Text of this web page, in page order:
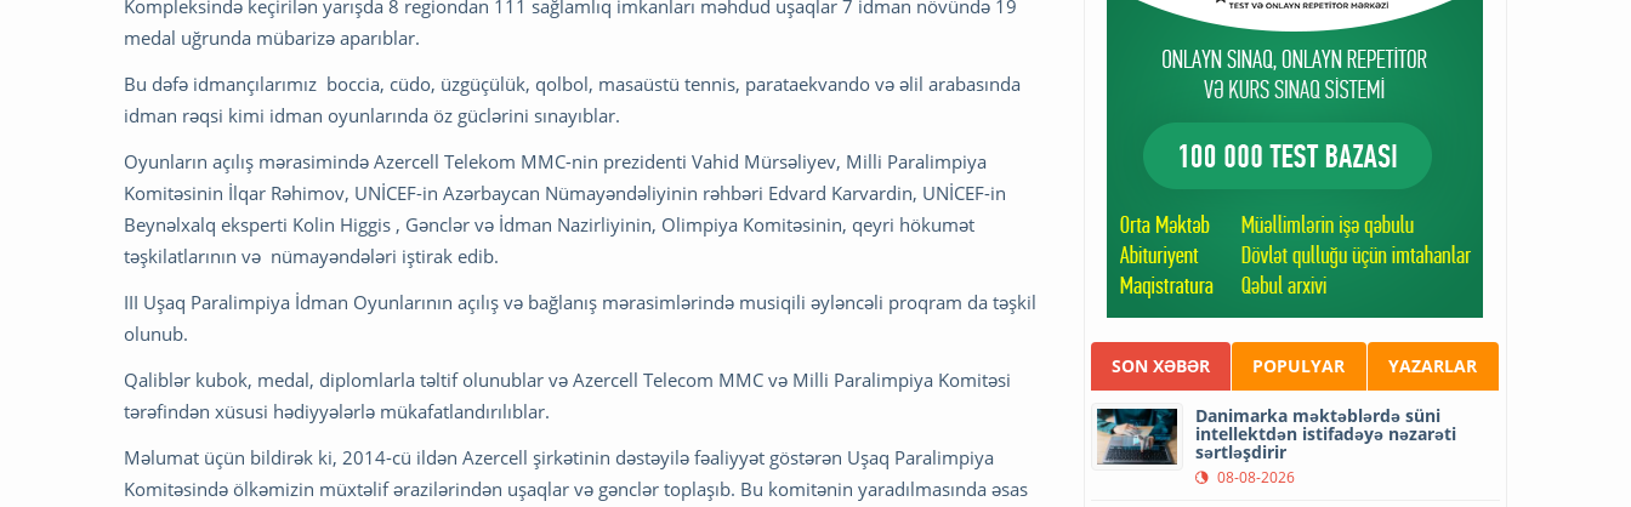
Kompleksində keçirilən yarışda 8 regiondan 111 sağlamlıq imkanları məhdud uşaqlar 7 idman növündə 19
medal uğrunda mübarizə aparıblar.
Bu dəfə idmançılarımız boccia, cüdo, üzgüçülük, qolbol, masaüstü tennis, parataekvando və əlil arabasında
idman rəqsi kimi idman oyunlarında öz güclərini sınayıblar.
Oyunların açılış mərasimində Azercell Telekom MMC-nin prezidenti Vahid Mürsəliyev, Milli Paralimpiya
Komitəsinin İlqar Rəhimov, UNİCEF-in Azərbaycan Nümayəndəliyinin rəhbəri Edvard Karvardin, UNİCEF-in
Beynəlxalq eksperti Kolin Higgis , Gənclər və İdman Nazirliyinin, Olimpiya Komitəsinin, qeyri hökumət
təşkilatlarının və nümayəndələri iştirak edib.
III Uşaq Paralimpiya İdman Oyunlarının açılış və bağlanış mərasimlərində musiqili əyləncəli proqram da təşkil
olunub.
Qaliblər kubok, medal, diplomlarla təltif olunublar və Azercell Telecom MMC və Milli Paralimpiya Komitəsi
tərəfindən xüsusi hədiyyələrlə mükafatlandırılıblar.
Məlumat üçün bildirək ki, 2014-cü ildən Azercell şirkətinin dəstəyilə fəaliyyət göstərən Uşaq Paralimpiya
Komitəsində ölkəmizin müxtəlif ərazilərindən uşaqlar və gənclər toplaşıb. Bu komitənin yaradılmasında əsas
SON XƏBƏR POPULYAR YAZARLAR
Danimarka məktəblərdə süni
intellektdən istifadəyə nəzarəti
sərtləşdirir
08-08-2026